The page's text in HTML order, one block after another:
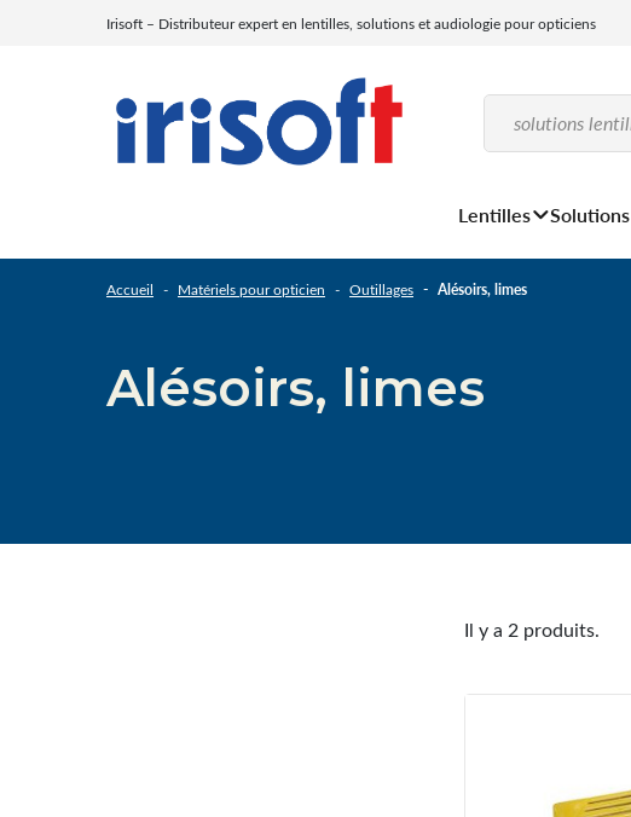
Irisoft – Distributeur expert en lentilles, solutions et audiologie pour opticiens
Lentilles Solutions
Accueil Matériels pour opticien Outillages Alésoirs, limes
Alésoirs, limes
Il y a 2 produits.